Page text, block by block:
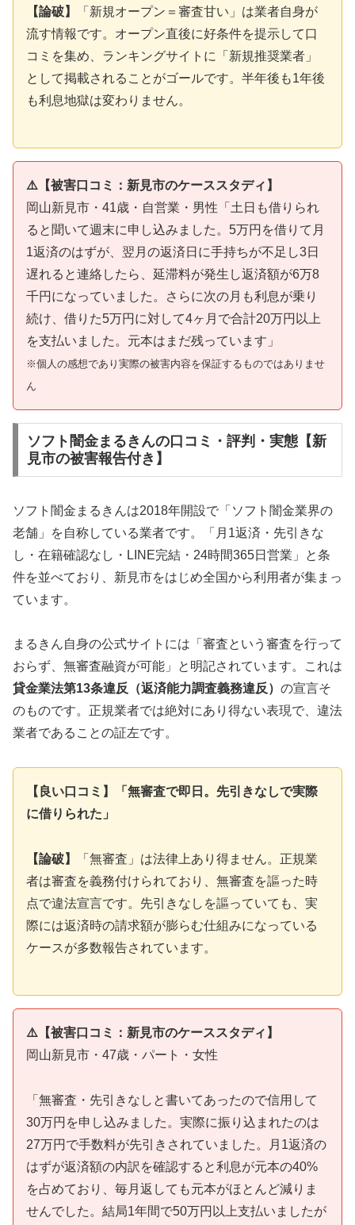
【論破】
「新規オープン＝審査甘い」は業者自身が
流す情報です。オープン直後に好条件を提示して口
コミを集め、ランキングサイトに「新規推奨業者」
として掲載されることがゴールです。半年後も1年後
も利息地獄は変わりません。
⚠️【被害口コミ：新見市のケーススタディ】
岡山新見市・41歳・自営業・男性「土日も借りられ
ると聞いて週末に申し込みました。5万円を借りて月
1返済のはずが、翌月の返済日に手持ちが不足し3日
遅れると連絡したら、延滞料が発生し返済額が6万8
千円になっていました。さらに次の月も利息が乗り
続け、借りた5万円に対して4ヶ月で合計20万円以上
を支払いました。元本はまだ残っています」
※個人の感想であり実際の被害内容を保証するものではありませ
ん
ソフト闇金まるきんの口コミ・評判・実態【新
見市の被害報告付き】
ソフト闇金まるきんは2018年開設で「ソフト闇金業界の
老舗」を自称している業者です。「月1返済・先引きな
し・在籍確認なし・LINE完結・24時間365日営業」と条
件を並べており、新見市をはじめ全国から利用者が集まっ
ています。
まるきん自身の公式サイトには「審査という審査を行って
おらず、無審査融資が可能」と明記されています。これは
貸金業法第13条違反（返済能力調査義務違反） の宣言そ
のものです。正規業者では絶対にあり得ない表現で、違法
業者であることの証左です。
【良い口コミ】「無審査で即日。先引きなしで実際
に借りられた」
【論破】
「無審査」は法律上あり得ません。正規業
者は審査を義務付けられており、無審査を謳った時
点で違法宣言です。先引きなしを謳っていても、実
際には返済時の請求額が膨らむ仕組みになっている
ケースが多数報告されています。
⚠️【被害口コミ：新見市のケーススタディ】
岡山新見市・47歳・パート・女性
「無審査・先引きなしと書いてあったので信用して
30万円を申し込みました。実際に振り込まれたのは
27万円で手数料が先引きされていました。月1返済の
はずが返済額の内訳を確認すると利息が元本の40%
を占めており、毎月返しても元本がほとんど減りま
せんでした。結局1年間で50万円以上支払いましたが